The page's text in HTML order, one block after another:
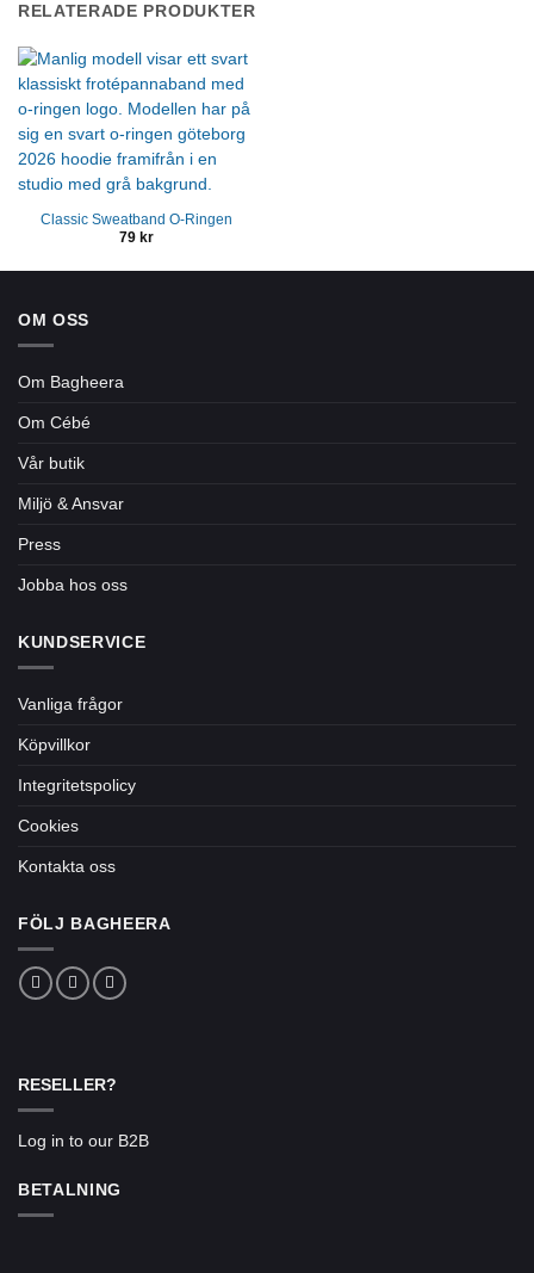
RELATERADE PRODUKTER
Classic Sweatband O-Ringen
79 kr
OM OSS
Om Bagheera
Om Cébé
Vår butik
Miljö & Ansvar
Press
Jobba hos oss
KUNDSERVICE
Vanliga frågor
Köpvillkor
Integritetspolicy
Cookies
Kontakta oss
FÖLJ BAGHEERA
RESELLER?
Log in to our B2B
BETALNING